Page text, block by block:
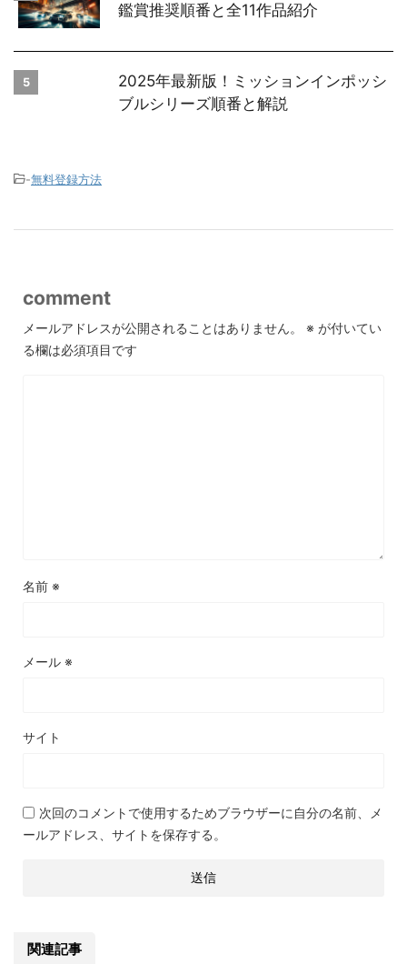
鑑賞推奨順番と全11作品紹介
5
2025年最新版！ミッションインポッシ
ブルシリーズ順番と解説
-無料登録方法
comment
メールアドレスが公開されることはありません。 ※ が付いてい
る欄は必須項目です
名前 ※
メール ※
サイト
次回のコメントで使用するためブラウザーに自分の名前、メ
ールアドレス、サイトを保存する。
関連記事